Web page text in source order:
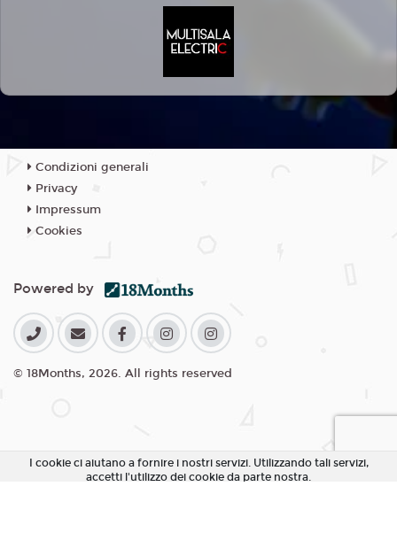
Condizioni generali
Privacy
Impressum
Cookies
Powered by
© 18Months, 2026. All rights reserved
I cookie ci aiutano a fornire i nostri servizi. Utilizzando tali servizi,
accetti l'utilizzo dei cookie da parte nostra.